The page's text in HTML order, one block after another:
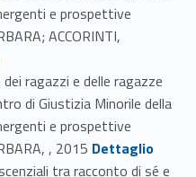
e prospettive
ACCORINTI,
ragazzi e delle ragazze
di Giustizia Minorile della
e prospettive
, 2015Link identifier #identifier_person_103453-24Dettaglio
tra racconto di sé e